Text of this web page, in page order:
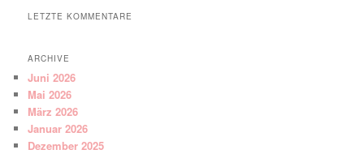
LETZTE KOMMENTARE
ARCHIVE
Juni 2026
Mai 2026
März 2026
Januar 2026
Dezember 2025